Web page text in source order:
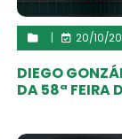
| 20/10/
DIEGO
DA 58ª FEIRA